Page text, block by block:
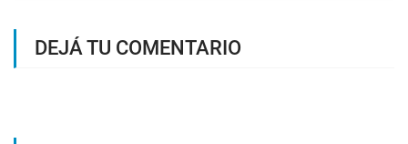
DEJÁ TU COMENTARIO